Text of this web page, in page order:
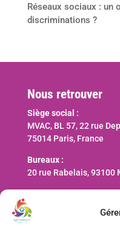
Réseaux sociaux : un
discriminations ?
Nous retrouver
Siège social :
MVAC, BL 57, 22 rue
75014 Paris, France
Bureaux :
20 rue Rabelais, 93100
Nous contacter